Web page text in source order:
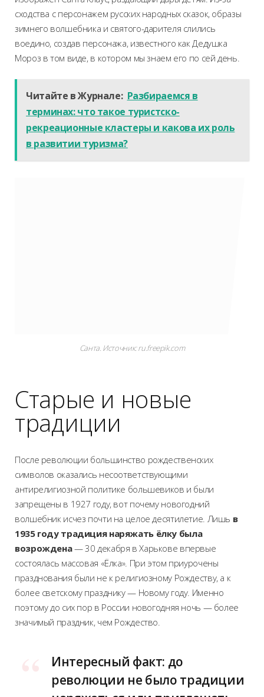
сходства с персонажем русских народных сказок, образы
зимнего волшебника и святого-дарителя слились
воедино, создав персонажа, известного как Дедушка
Мороз в том виде, в котором мы знаем его по сей день.
Читайте в Журнале: Разбираемся в
терминах: что такое туристско-
рекреационные кластеры и какова их роль
в развитии туризма?
Санта. Источник: ru.freepik.com
Старые и новые
традиции
После революции большинство рождественских
символов оказались несоответствующими
антирелигиозной политике большевиков и были
запрещены в 1927 году, вот почему новогодний
волшебник исчез почти на целое десятилетие. Лишь в
1935 году традиция наряжать ёлку была
возрождена— 30 декабря в Харькове впервые
состоялась массовая «Ёлка». При этом приурочены
празднования были не к религиозному Рождеству, а к
более светскому празднику — Новому году. Именно
поэтому до сих пор в России новогодняя ночь — более
значимый праздник, чем Рождество.
Интересный факт: до
революции не было традиции